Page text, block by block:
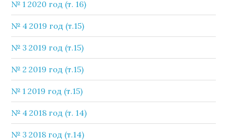
№ 1 2020 год (т. 16)
№ 4 2019 год (т.15)
№ 3 2019 год (т.15)
№ 2 2019 год (т.15)
№ 1 2019 год (т.15)
№ 4 2018 год (т. 14)
№ 3 2018 год (т.14)